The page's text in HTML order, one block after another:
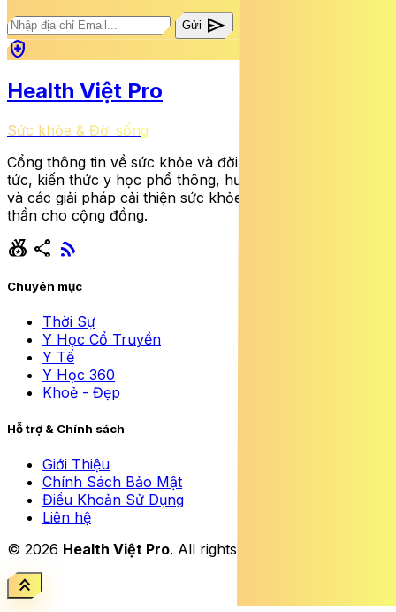
Gửi send
health_and_safety
Health Việt Pro
Sức khỏe & Đời sống
Cổng thông tin về sức khỏe và đời sống cung cấp tin
tức, kiến thức y học phổ thông, hướng dẫn dinh dưỡng
và các giải pháp cải thiện sức khỏe thể chất lẫn tinh
thần cho cộng đồng.
social_leaderboard share rss_feed
Chuyên mục
Thời Sự
Y Học Cổ Truyền
Y Tế
Y Học 360
Khoẻ - Đẹp
Hỗ trợ & Chính sách
Giới Thiệu
Chính Sách Bảo Mật
Điều Khoản Sử Dụng
Liên hệ
© 2026 Health Việt Pro. All rights reserved.
keyboard_double_arrow_up